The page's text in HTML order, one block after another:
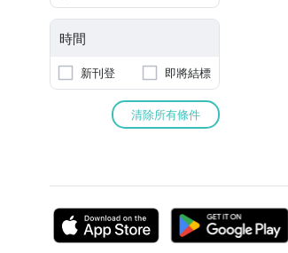
時間
新刊登 即將結標
清除所有條件